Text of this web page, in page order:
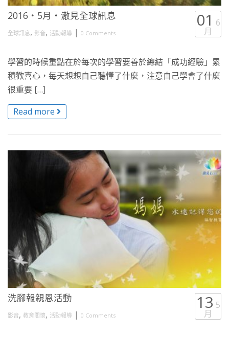
2016・5月・澈見全球訊息
全球訊息, 影音, 活動報導 | 0 Comments
01 6
月
學習的時候重點在於每次的學習要善於總結「成功經驗」累
積歡喜心，每天想想自己聽懂了什麼，注意自己學會了什麼
很重要 […]
Read more
洗腳報親恩活動
影音, 教育關懷, 活動報導 | 0 Comments
13 5
月